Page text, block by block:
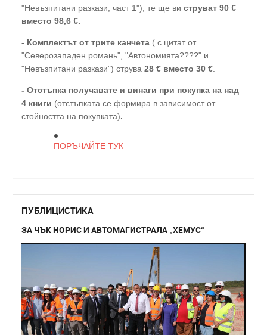
"Невъзпитани разкази, част 1"), те ще ви струват 90 €
вместо 98,6 €.
- Комплектът от трите канчета ( с цитат от
"Северозападен романь", "Автономията????" и
"Невъзпитани разкази") струва 28 € вместо 30 €
- Отстъпка получавате и винаги при покупка на над
4 книги (отстъпката се формира в зависимост от
стойността на покупката).
ПОРЪЧАЙТЕ ТУК
ПУБЛИЦИСТИКА
ЗА ЧЪК НОРИС И АВТОМАГИСТРАЛА „ХЕМУС“